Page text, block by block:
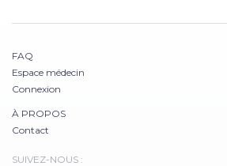
FAQ
Espace médecin
Connexion
À PROPOS
Contact
SUIVEZ-NOUS :